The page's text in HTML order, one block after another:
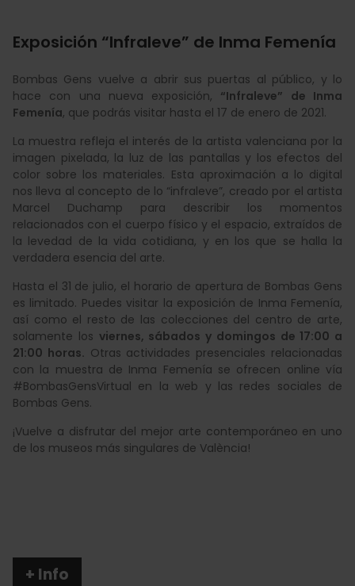
Exposición “Infraleve” de Inma Femenía
Bombas Gens vuelve a abrir sus puertas al público, y lo
hace con una nueva exposición, “Infraleve” de Inma
Femenía, que podrás visitar hasta el 17 de enero de 2021.
La muestra refleja el interés de la artista valenciana por la
imagen pixelada, la luz de las pantallas y los efectos del
color sobre los materiales. Esta aproximación a lo digital
nos lleva al concepto de lo “infraleve”, creado por el artista
Marcel Duchamp para describir los momentos
relacionados con el cuerpo físico y el espacio, extraídos de
la levedad de la vida cotidiana, y en los que se halla la
verdadera esencia del arte.
Hasta el 31 de julio, el horario de apertura de Bombas Gens
es limitado. Puedes visitar la exposición de Inma Femenía,
así como el resto de las colecciones del centro de arte,
solamente los viernes, sábados y domingos de 17:00 a
21:00 horas. Otras actividades presenciales relacionadas
con la muestra de Inma Femenía se ofrecen online vía
#BombasGensVirtual en la web y las redes sociales de
Bombas Gens.
¡Vuelve a disfrutar del mejor arte contemporáneo en uno
de los museos más singulares de València!
+ Info